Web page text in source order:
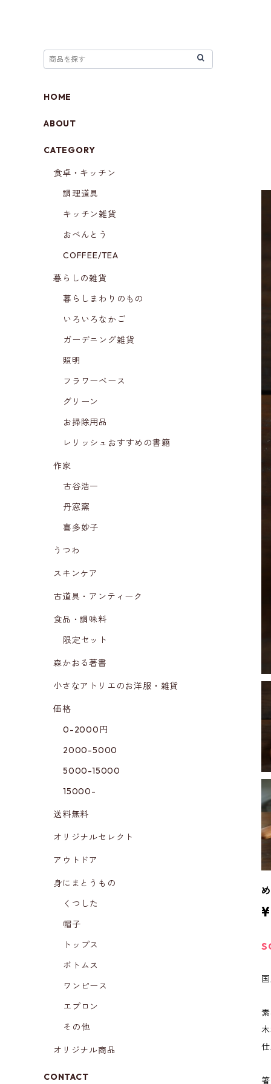
HOME
ABOUT
CATEGORY
食卓・キッチン
調理道具
キッチン雑貨
おべんとう
COFFEE/TEA
暮らしの雑貨
暮らしまわりのもの
いろいろなかご
ガーデニング雑貨
照明
フラワーベース
グリーン
お掃除用品
レリッシュおすすめの書籍
作家
古谷浩一
丹窓窯
喜多妙子
うつわ
スキンケア
古道具・アンティーク
食品・調味料
限定セット
森かおる著書
小さなアトリエのお洋服・雑貨
価格
0-2000円
2000-5000
5000-15000
15000-
送料無料
オリジナルセレクト
アウトドア
身にまとうもの
くつした
帽子
トップス
ボトムス
ワンピース
エプロン
その他
オリジナル商品
CONTACT